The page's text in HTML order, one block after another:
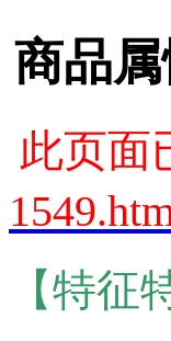
商品
此页面
【特征